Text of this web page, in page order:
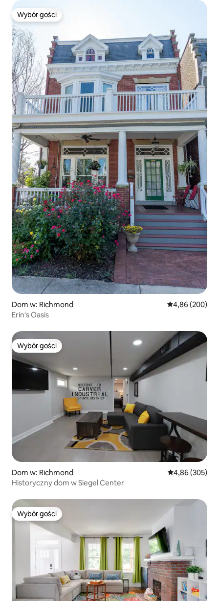
Wybór gości
Wybór gości
Dom w: Richmond Średnia
4,86 (200)
Erin's Oasis
Wybór gości
Wybór gości
Dom w: Richmond Średnia
4,86 (305)
Historyczny dom w Siegel Center
Wybór gości
Wybór gości